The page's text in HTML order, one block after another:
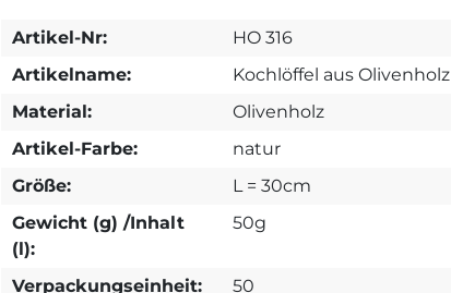
Artikel-Nr:
HO 316
Artikelname:
Kochlöffel aus Olivenholz
Material:
Olivenholz
Artikel-Farbe:
natur
Größe:
L = 30cm
Gewicht (g) /Inhalt
(l):
50g
Verpackungseinheit:
50